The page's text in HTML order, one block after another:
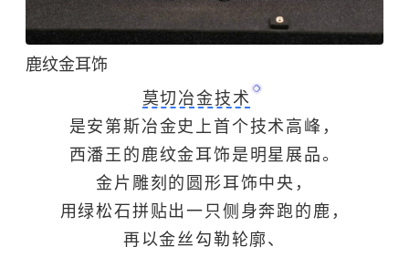
鹿纹金耳饰
莫切冶金技术
是安第斯冶金史上首个技术高峰，
西潘王的鹿纹金耳饰是明星展品。
金片雕刻的圆形耳饰中央，
用绿松石拼贴出一只侧身奔跑的鹿，
再以金丝勾勒轮廓、